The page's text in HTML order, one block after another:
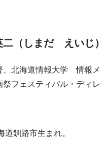
（しまだ えいじ
、北海道情報大学 情報
祭フェスティバル・ディレ
道釧路市生まれ。